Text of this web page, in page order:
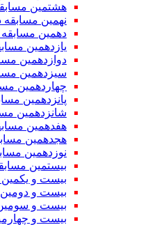
هشتمین
نهمین مسابقه
دهمین مسابقه
یازدهمین
دوازدهمین
سیزدهمین
چهاردهمین
پانزدهمین
شانزدهمین
هفدهمین
هجدهمین
نوزدهمین
بیستمین
بیست و یکمین
بیست و دومین
بیست و سومین
بیست و